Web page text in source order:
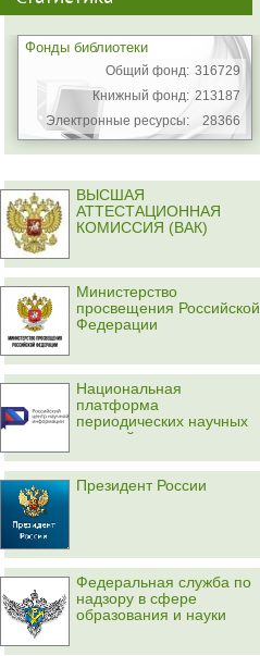
Фонды библиотеки
Общий фонд: 316729
Книжный фонд: 213187
Электронные ресурсы:
28366
ВЫСШАЯ
АТТЕСТАЦИОННАЯ
КОМИССИЯ (ВАК)
Министерство
просвещения Российской
Федерации
Национальная
платформа
периодических научных
изданий
Президент России
Федеральная служба по
надзору в сфере
образования и науки